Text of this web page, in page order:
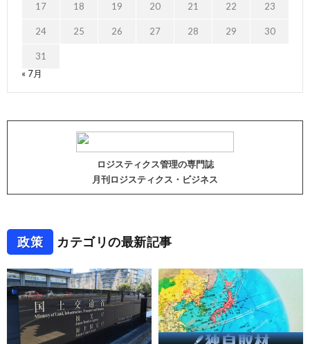
17 18 19 20 21 22 23
24 25 26 27 28 29 30
31
« 7月
ロジスティクス管理の専門誌
月刊ロジスティクス・ビジネス
政策 カテゴリの最新記事